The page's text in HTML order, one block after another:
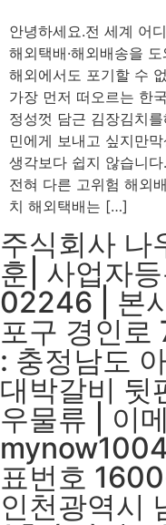
안녕하세요.전 세계 어
해외택배·해외배송을
해외에서도 포기할 수
가장 먼저 떠오르는 한
정성껏 담근 김장김치
민에게 보내고 싶지만
생각보다 쉽지 않습니
전혀 다른 고위험 해외
치 해외택배는 […]
주식회사 나
훈| 사업자
02246 | 본
포구 경인로
: 충정남도
대박갈비 뒷
우물류 | 이
표번호
인천광역시